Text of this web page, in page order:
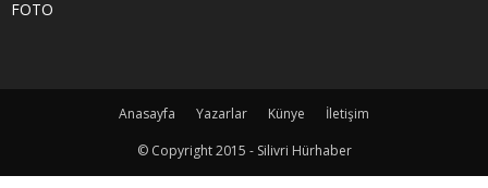
FOTO
Anasayfa Yazarlar Künye
İletişim
© Copyright 2015 - Silivri Hürhaber